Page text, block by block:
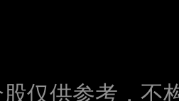
仅供参考，不